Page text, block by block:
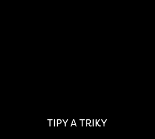
TIPY A TRIKY